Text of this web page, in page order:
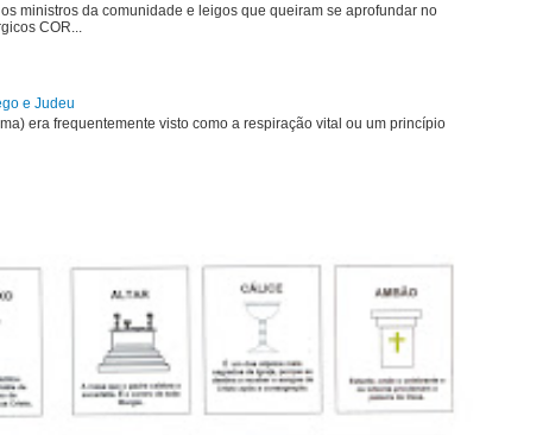
ministros da comunidade e leigos que queiram se aprofundar no
COR...
e Judeu
era frequentemente visto como a respiração vital ou um princípio